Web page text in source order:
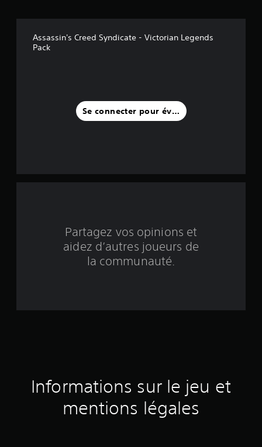
l
e
i
é
r
Assassin's Creed Syndicate - Victorian Legends
Pack
Se connecter pour évaluer
Partagez vos opinions et
aidez d’autres joueurs de
la communauté.
Informations sur le jeu et
mentions légales